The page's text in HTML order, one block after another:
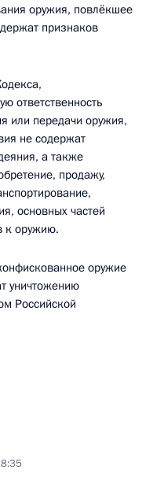
оружия, повлёкшее
признаков
ответственность
или передачи оружия,
не содержат
а также
продажу,
основных частей
к оружию.
оружие
уничтожению
Российской